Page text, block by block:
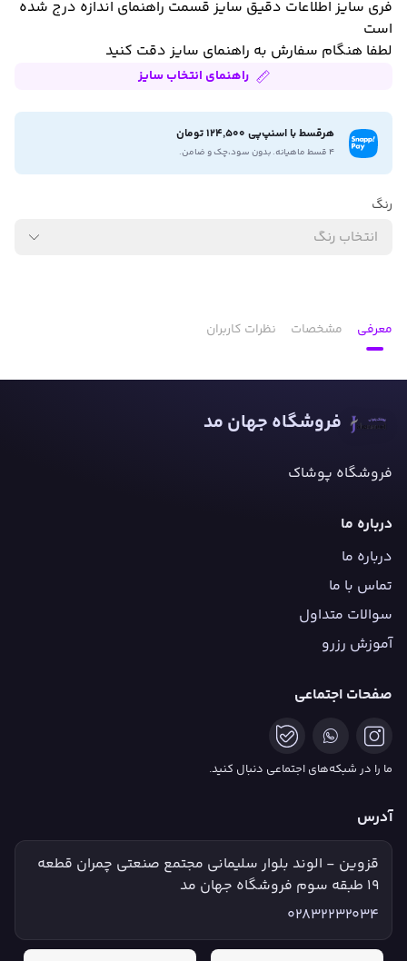
فری سایز اطلاعات دقیق سایز قسمت راهنمای اندازه درج شده
است
لطفا هنگام سفارش به راهنمای سایز دقت کنید
راهنمای انتخاب سایز
هرقسط با اسنپ‌پی 124,500 تومان
۴ قسط ماهیانه. بدون سود،چک و ضامن.
رنگ
انتخاب رنگ
معرفی مشخصات نظرات کاربران
فروشگاه جهان مد
فروشگاه پوشاک
درباره ما
درباره ما
تماس با ما
سوالات متداول
آموزش رزرو
صفحات اجتماعی
ما را در شبکه‌های اجتماعی دنبال کنید.
آدرس
قزوین - الوند بلوار سلیمانی مجتمع صنعتی چمران قطعه
۱۹ طبقه سوم فروشگاه جهان مد
02832232034